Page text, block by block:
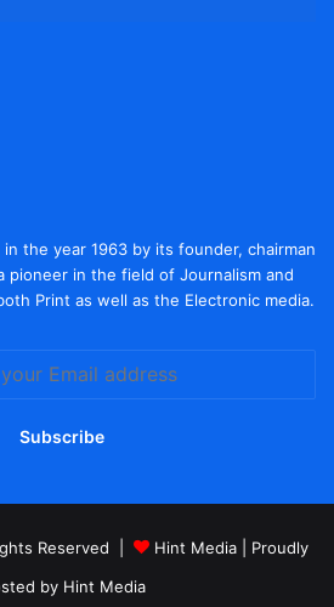
in the year 1963 by its founder, chairman
pioneer in the field of Journalism and
Print as well as the Electronic media.
Reserved | Hint Media | Proudly
by Hint Media